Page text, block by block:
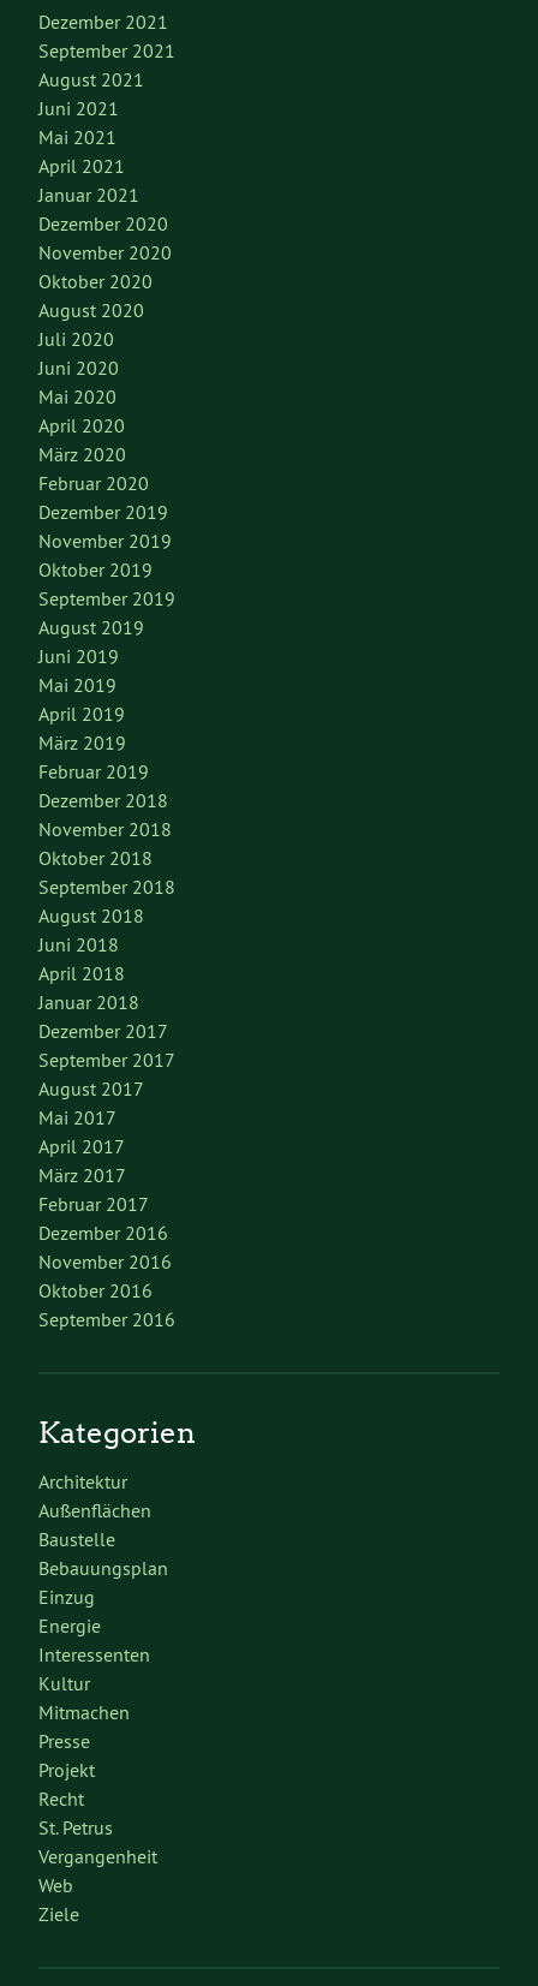
Dezember 2021
September 2021
August 2021
Juni 2021
Mai 2021
April 2021
Januar 2021
Dezember 2020
November 2020
Oktober 2020
August 2020
Juli 2020
Juni 2020
Mai 2020
April 2020
März 2020
Februar 2020
Dezember 2019
November 2019
Oktober 2019
September 2019
August 2019
Juni 2019
Mai 2019
April 2019
März 2019
Februar 2019
Dezember 2018
November 2018
Oktober 2018
September 2018
August 2018
Juni 2018
April 2018
Januar 2018
Dezember 2017
September 2017
August 2017
Mai 2017
April 2017
März 2017
Februar 2017
Dezember 2016
November 2016
Oktober 2016
September 2016
Kategorien
Architektur
Außenflächen
Baustelle
Bebauungsplan
Einzug
Energie
Interessenten
Kultur
Mitmachen
Presse
Projekt
Recht
St. Petrus
Vergangenheit
Web
Ziele